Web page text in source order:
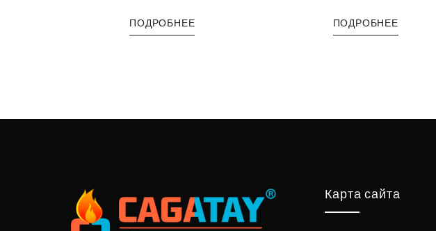
ПОДРОБНЕЕ ПОДРОБНЕЕ
Карта сайта